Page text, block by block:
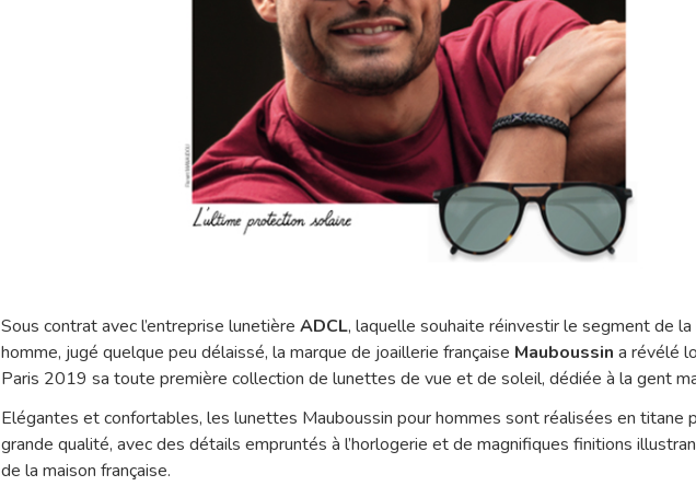
Sous contrat avec l’entreprise lunetièreADCL, laquelle souhaite réinvestir le segment de
homme, jugé quelque peu délaissé, la marque de joaillerie française Mauboussin a révélé
Paris 2019 sa toute première collection de lunettes de vue et de soleil, dédiée à la gent
Elégantes et confortables, les lunettes Mauboussin pour hommes sont réalisées en titane
grande qualité, avec des détails empruntés à l’horlogerie et de magnifiques finitions
de la maison française.